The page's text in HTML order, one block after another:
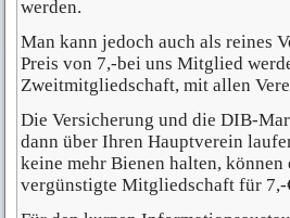
werden.
Man kann jedoch auch als reines
Preis von 7,-bei uns Mitglied
Zweitmitgliedschaft, mit allen
Die Versicherung und die DIB-
dann über Ihren Hauptverein
keine mehr Bienen halten,
vergünstigte Mitgliedschaft für 7,-